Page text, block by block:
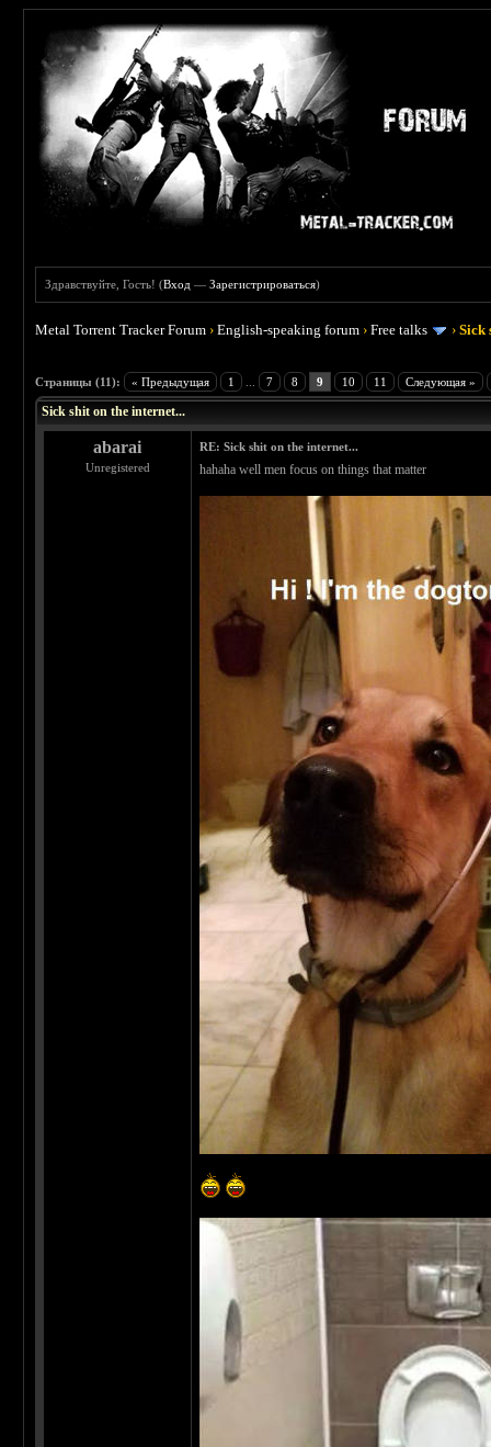
Здравствуйте, Гость! (Вход —Зарегистрироваться)
Metal Torrent Tracker Forum ›English-speaking forum ›Free talks ›Sick
Страницы (11): « Предыдущая 1 7 8 9 10 11 Следующая »
Sick shit on the internet...
abarai
Unregistered
RE: Sick shit on the internet...
hahaha well men focus on things that matter